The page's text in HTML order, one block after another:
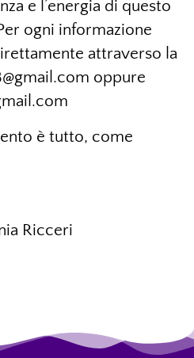
e l’energia di questo
ogni informazione
attraverso la
oppure
è tutto, come
Ricceri